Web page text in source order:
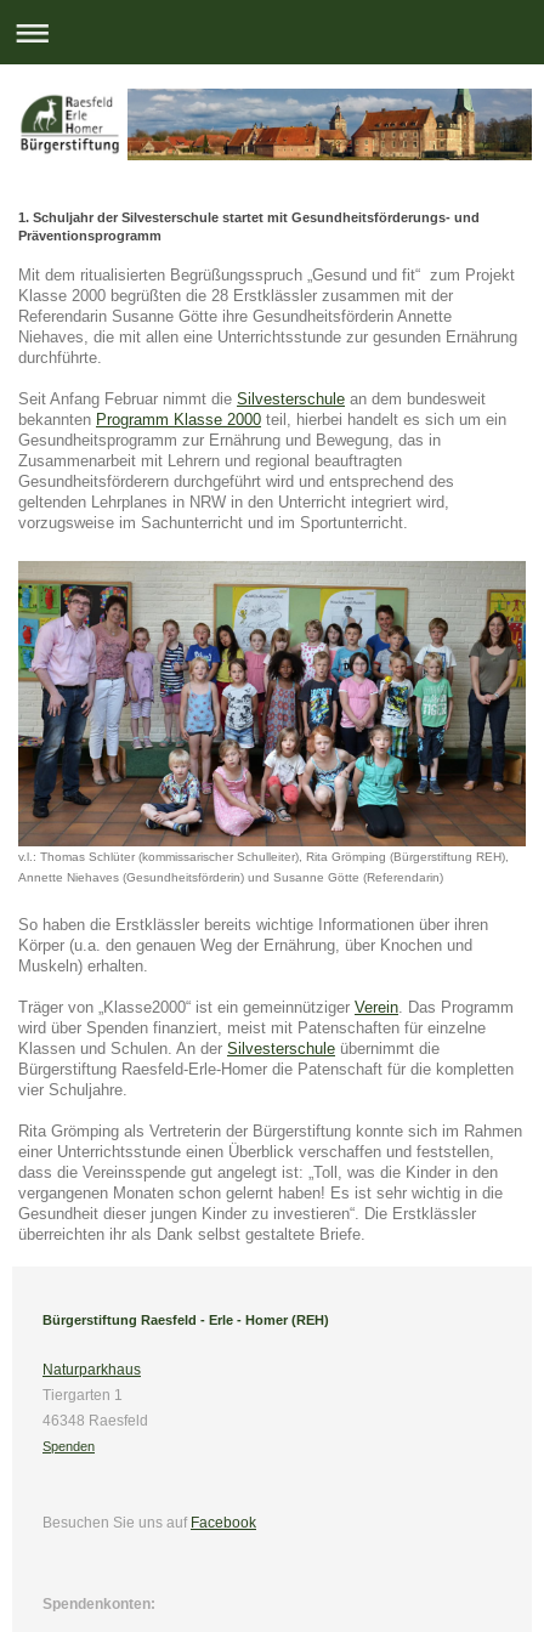
1. Schuljahr der Silvesterschule startet mit Gesundheitsförderungs- und
Präventionsprogramm
Mit dem ritualisierten Begrüßungsspruch „Gesund und fit“ zum Projekt
Klasse 2000 begrüßten die 28 Erstklässler zusammen mit der
Referendarin Susanne Götte ihre Gesundheitsförderin Annette
Niehaves, die mit allen eine Unterrichtsstunde zur gesunden Ernährung
durchführte.
Seit Anfang Februar nimmt die Silvesterschule an dem bundesweit
bekannten Programm Klasse 2000 teil, hierbei handelt es sich um ein
Gesundheitsprogramm zur Ernährung und Bewegung, das in
Zusammenarbeit mit Lehrern und regional beauftragten
Gesundheitsförderern durchgeführt wird und entsprechend des
geltenden Lehrplanes in NRW in den Unterricht integriert wird,
vorzugsweise im Sachunterricht und im Sportunterricht.
v.l.: Thomas Schlüter (kommissarischer Schulleiter), Rita Grömping (Bürgerstiftung REH),
Annette Niehaves (Gesundheitsförderin) und Susanne Götte (Referendarin)
So haben die Erstklässler bereits wichtige Informationen über ihren
Körper (u.a. den genauen Weg der Ernährung, über Knochen und
Muskeln) erhalten.
Träger von „Klasse2000“ ist ein gemeinnütziger Verein . Das Programm
wird über Spenden finanziert, meist mit Patenschaften für einzelne
Klassen und Schulen. An der Silvesterschule übernimmt die
Bürgerstiftung Raesfeld-Erle-Homer die Patenschaft für die kompletten
vier Schuljahre.
Rita Grömping als Vertreterin der Bürgerstiftung konnte sich im Rahmen
einer Unterrichtsstunde einen Überblick verschaffen und feststellen,
dass die Vereinsspende gut angelegt ist: „Toll, was die Kinder in den
vergangenen Monaten schon gelernt haben! Es ist sehr wichtig in die
Gesundheit dieser jungen Kinder zu investieren“. Die Erstklässler
überreichten ihr als Dank selbst gestaltete Briefe.
Bürgerstiftung Raesfeld - Erle - Homer (REH)
Naturparkhaus
Tiergarten 1
46348 Raesfeld
Spenden
Besuchen Sie uns auf Facebook
Spendenkonten: